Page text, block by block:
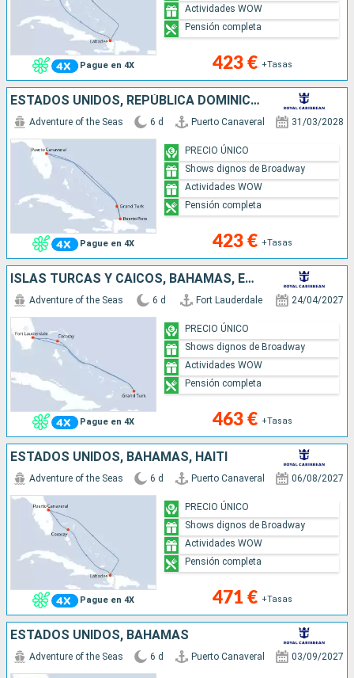
Pague en 4X 423 € +Tasas
Actividades WOW
Pensión completa
ESTADOS UNIDOS, REPÚBLICA DOMINICANA, ISLAS TURCAS Y CAICOS
Pague en 4X
Adventure of the Seas 6 d Puerto Canaveral 31/03/2028
423 € +Tasas
PRECIO ÚNICO
Shows dignos de Broadway
Actividades WOW
Pensión completa
ISLAS TURCAS Y CAICOS, BAHAMAS, ESTADOS UNIDOS
Pague en 4X
Adventure of the Seas 6 d Fort Lauderdale 24/04/2027
463 € +Tasas
PRECIO ÚNICO
Shows dignos de Broadway
Actividades WOW
Pensión completa
ESTADOS UNIDOS, BAHAMAS, HAITI
Pague en 4X
Adventure of the Seas 6 d Puerto Canaveral 06/08/2027
471 € +Tasas
PRECIO ÚNICO
Shows dignos de Broadway
Actividades WOW
Pensión completa
ESTADOS UNIDOS, BAHAMAS
Adventure of the Seas 6 d Puerto Canaveral 03/09/2027